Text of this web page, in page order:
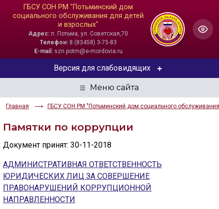
ГБСУ СОН РМ "Потьминский дом
социального обслуживания для детей
и взрослых"
Адрес: п. Потьма, ул. Советская,70
Телефон: 8 (83458) 3-75-83
E-mail:szn.potm@e-mordovia.ru
Главная ГБСУ СОН РМ "Потьминский дом социального
Версия для слабовидящих
ЦВЕТОВАЯ СХЕМА
Aa Aa Aa
РАЗМЕР ТЕКСТА
ИЗОБРАЖЕНИЯ
Памятки по коррупции
Документ принят: 30-11-2018
АДМИНИСТРАТИВНАЯ ОТВЕТСТВЕННОСТЬ
ЮРИДИЧЕСКИХ ЛИЦ ЗА СОВЕРШЕНИЕ
ПРАВОНАРУШЕНИЙ КОРРУПЦИОННОЙ
НАПРАВЛЕННОСТИ